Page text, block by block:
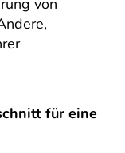
für eine